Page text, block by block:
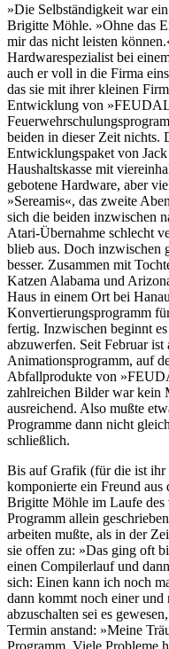
»Die Selbständigkeit war
Brigitte Möhle. »Ohne das
mir das nicht leisten
Hardwarespezialist bei
auch er voll in die Firma
das sie mit ihrer kleinen
Entwicklung von
beiden in dieser Zeit nichts.
Entwicklungspaket von
Haushaltskasse mit
gebotene Hardware, aber
»Sereamis«, das zweite
sich die beiden inzwischen
Atari-Übernahme schlecht
blieb aus. Doch inzwischen
besser. Zusammen mit
Katzen Alabama und
Haus in einem Ort bei
Konvertierungsprogramm
fertig. Inzwischen beginnt
abzuwerfen. Seit Februar
Animationsprogramm, auf
Abfallprodukte von
zahlreichen Bilder war kein
ausreichend. Also mußte
Programme dann nicht
schließlich.
Bis auf Grafik (für die ist
komponierte ein Freund
Brigitte Möhle im Laufe des
Programm allein
arbeiten mußte, als in der
sie offen zu: »Das ging oft
einen Compilerlauf und
sich: Einen kann ich noch
dann kommt noch einer und
abzuschalten sei es
Termin anstand: »Meine
Programm. Viele Probleme